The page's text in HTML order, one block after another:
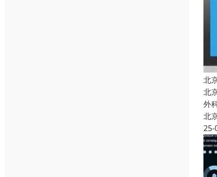
北
北
外
北
25-